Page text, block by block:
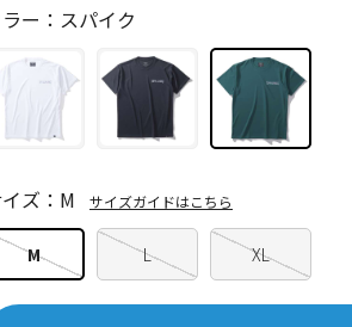
ー：スパイク
M L XL
ズ：M サイズガイドはこちら